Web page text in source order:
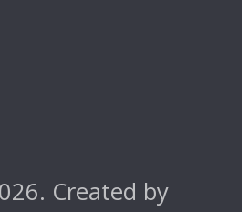
Created by